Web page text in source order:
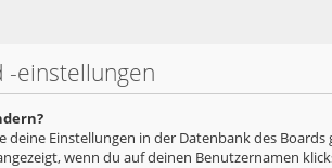
-einstellungen
Einstellungen in der Datenbank des
wenn du auf deinen Benutzernamen